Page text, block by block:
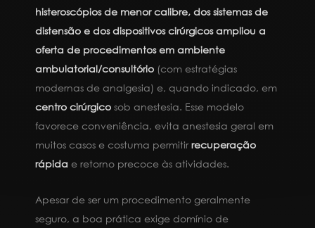
histeroscópios de menor calibre, dos sistemas de
distensão e dos dispositivos cirúrgicos ampliou a
oferta de procedimentos em ambiente
ambulatorial/consultório (com estratégias
modernas de analgesia) e, quando indicado, em
centro cirúrgico sob anestesia. Esse modelo
favorece conveniência, evita anestesia geral em
muitos casos e costuma permitirrecuperação
rápida e retorno precoce às atividades.
Apesar de ser um procedimento geralmente
seguro, a boa prática exige domínio de